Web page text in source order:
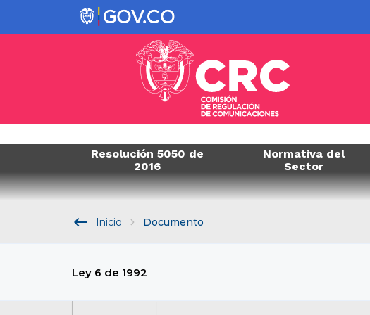
Resolución 5050 de
2016
Normativa del
Sector
keyboard_backspace Inicio Documento
Ley 6 de 1992